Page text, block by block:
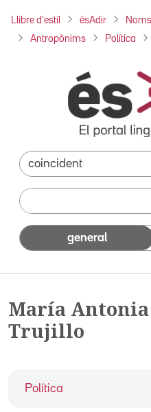
Llibre d'estil ésAdir
Antropònims Política
general
María Antonia
Trujillo
Política